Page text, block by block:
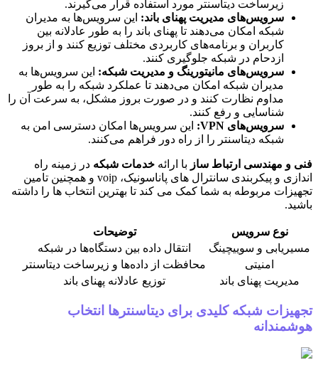
زیرساخت دیتاسنتر مورد استفاده قرار می‌گیرند.
سرویس‌های مدیریت پهنای باند: این سرویس‌ها به مدیران
شبکه امکان می‌دهند تا پهنای باند را به طور عادلانه بین
کاربران و برنامه‌های کاربردی مختلف توزیع کنند و از بروز
ازدحام در شبکه جلوگیری کنند.
سرویس‌های مانیتورینگ و مدیریت شبکه: این سرویس‌ها به
مدیران شبکه امکان می‌دهند تا عملکرد شبکه را به طور
مداوم نظارت کنند و در صورت بروز مشکل، به سرعت آن را
شناسایی و رفع کنند.
سرویس‌های VPN:
این سرویس‌ها امکان دسترسی امن به
شبکه دیتاسنتر را از راه دور فراهم می‌کنند.
فنی و مهندسی ارتباط ساز با ارائه خدمات شبکه در زمینه راه
اندازی و پیکربندی سانترال های پاناسونیک، voip و همچنین تامین
تجهیزات مربوطه به شما کمک می کند تا بهترین انتخاب ها را داشته
باشید.
نوع سرویس
توضیحات
مسیریابی و سوییچینگ
انتقال داده بین دستگاه‌ها در شبکه
امنیتی
محافظت از داده‌ها و زیرساخت دیتاسنتر
مدیریت پهنای باند
توزیع عادلانه پهنای باند
تجهیزات شبکه کلیدی برای دیتاسنترها انتخاب
هوشمندانه